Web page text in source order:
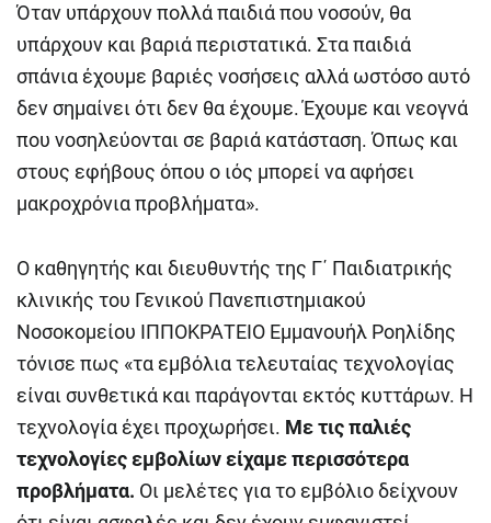
Όταν υπάρχουν πολλά παιδιά που νοσούν, θα
υπάρχουν και βαριά περιστατικά. Στα παιδιά
σπάνια έχουμε βαριές νοσήσεις αλλά ωστόσο αυτό
δεν σημαίνει ότι δεν θα έχουμε. Έχουμε και νεογνά
που νοσηλεύονται σε βαριά κατάσταση. Όπως και
στους εφήβους όπου ο ιός μπορεί να αφήσει
μακροχρόνια προβλήματα».
Ο καθηγητής και διευθυντής της Γ΄ Παιδιατρικής
κλινικής του Γενικού Πανεπιστημιακού
Νοσοκομείου ΙΠΠΟΚΡΑΤΕΙΟ Εμμανουήλ Ροηλίδης
τόνισε πως «τα εμβόλια τελευταίας τεχνολογίας
είναι συνθετικά και παράγονται εκτός κυττάρων. Η
τεχνολογία έχει προχωρήσει. Με τις παλιές
τεχνολογίες εμβολίων είχαμε περισσότερα
προβλήματα. Οι μελέτες για το εμβόλιο δείχνουν